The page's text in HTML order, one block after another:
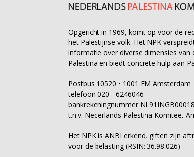
Opgericht in 1969, komt op voor de
het Palestijnse volk. Het NPK
informatie over diverse dimensies van
Palestina en biedt concrete hulp aan
Postbus 10520 • 1001 EM Amsterdam
telefoon 020 - 6246046
bankrekeningnummer
t.n.v. Nederlands Palestina Komitee,
Het NPK is ANBI erkend, giften zijn
voor de belasting (RSIN: 36.98.026)